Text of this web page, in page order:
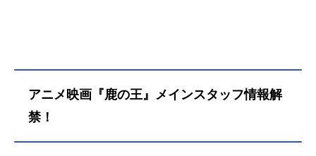
アニメ映画『鹿の王』メインスタッフ情報解
禁！